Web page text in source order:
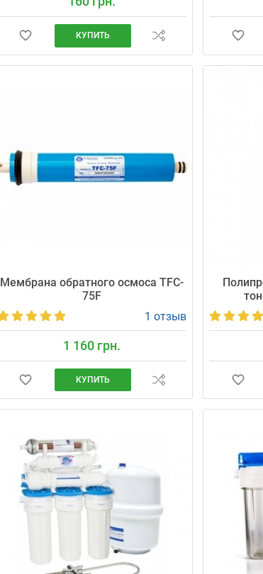
КУПИТЬ
Мембрана обратного осмоса TFC-
75F
1 отзыв
1 160 грн.
КУПИТЬ